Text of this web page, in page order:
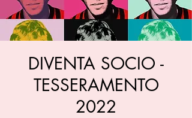
DIVENTA SOCIO -
TESSERAMENTO
2022